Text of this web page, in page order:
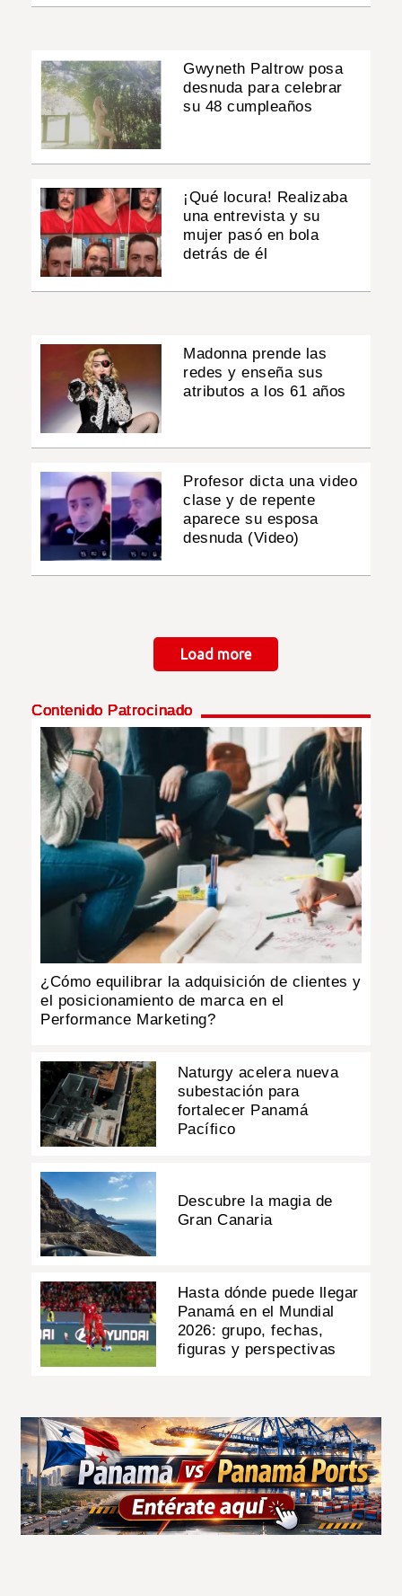
Gwyneth Paltrow posa
desnuda para celebrar
su 48 cumpleaños
¡Qué locura! Realizaba
una entrevista y su
mujer pasó en bola
detrás de él
Madonna prende las
redes y enseña sus
atributos a los 61 años
Profesor dicta una video
clase y de repente
aparece su esposa
desnuda (Video)
Load more
Contenido Patrocinado
¿Cómo equilibrar la adquisición de clientes y
el posicionamiento de marca en el
Performance Marketing?
Naturgy acelera nueva
subestación para
fortalecer Panamá
Pacífico
Descubre la magia de
Gran Canaria
Hasta dónde puede llegar
Panamá en el Mundial
2026: grupo, fechas,
figuras y perspectivas